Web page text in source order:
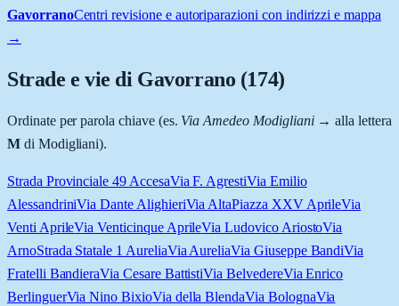
GavorranoCentri revisione e autoriparazioni con indirizzi e mappa
→
Strade e vie di Gavorrano (174)
Ordinate per parola chiave (es. Via Amedeo Modigliani→ alla lettera
Mdi Modigliani).
Strada Provinciale 49 AccesaVia F. AgrestiVia Emilio
AlessandriniVia Dante AlighieriVia AltaPiazza XXV AprileVia
Venti AprileVia Venticinque AprileVia Ludovico AriostoVia
ArnoStrada Statale 1 AureliaVia AureliaVia Giuseppe BandiVia
Fratelli BandieraVia Cesare BattistiVia BelvedereVia Enrico
BerlinguerVia Nino BixioVia della BlendaVia BolognaVia